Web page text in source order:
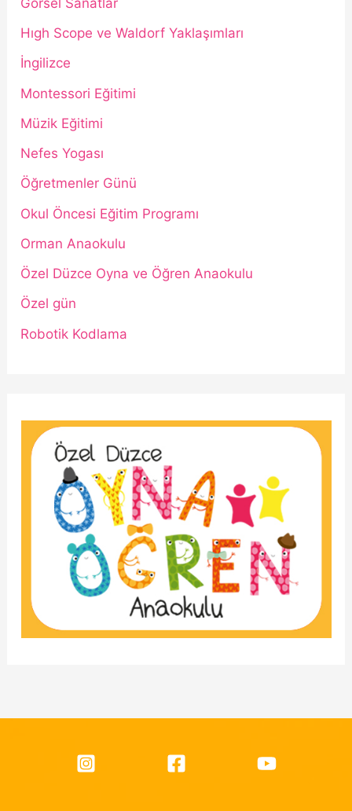
Hıgh Scope ve Waldorf Yaklaşımları
İngilizce
Montessori Eğitimi
Müzik Eğitimi
Nefes Yogası
Öğretmenler Günü
Okul Öncesi Eğitim Programı
Orman Anaokulu
Özel Düzce Oyna ve Öğren Anaokulu
Özel gün
Robotik Kodlama